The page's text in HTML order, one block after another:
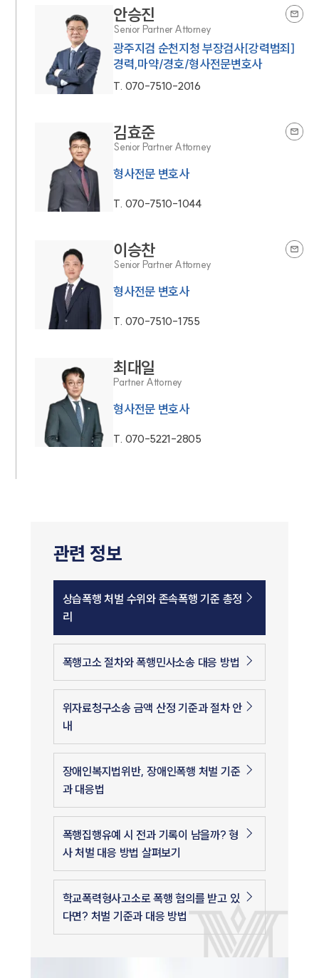
안승진
Senior Partner Attorney
광주지검 순천지청 부장검사[강력범죄]
경력,마약/경호/형사전문변호사
T. 070-7510-2016
김효준
Senior Partner Attorney
형사전문 변호사
T. 070-7510-1044
이승찬
Senior Partner Attorney
형사전문 변호사
T. 070-7510-1755
최대일
Partner Attorney
형사전문 변호사
T. 070-5221-2805
관련 정보
상습폭행 처벌 수위와 존속폭행 기준 총정
리
폭행고소 절차와 폭행민사소송 대응 방법
위자료청구소송 금액 산정 기준과 절차 안
내
장애인복지법위반, 장애인폭행 처벌 기준
과 대응법
폭행집행유예 시 전과 기록이 남을까? 형
사 처벌 대응 방법 살펴보기
학교폭력형사고소로 폭행 혐의를 받고 있
다면? 처벌 기준과 대응 방법